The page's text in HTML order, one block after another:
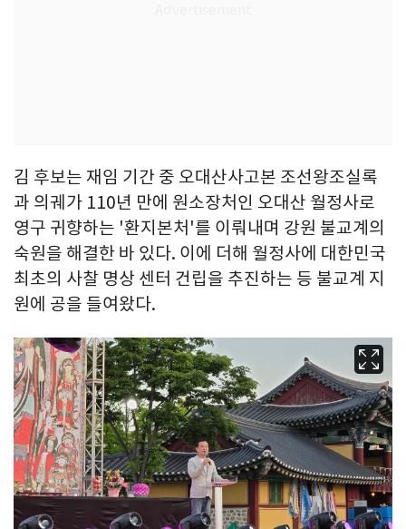
김 후보는 재임 기간 중 오대산사고본 조선왕조실록
과 의궤가 110년 만에 원소장처인 오대산 월정사로
영구 귀향하는 '환지본처'를 이뤄내며 강원 불교계의
숙원을 해결한 바 있다. 이에 더해 월정사에 대한민국
최초의 사찰 명상 센터 건립을 추진하는 등 불교계 지
원에 공을 들여왔다.